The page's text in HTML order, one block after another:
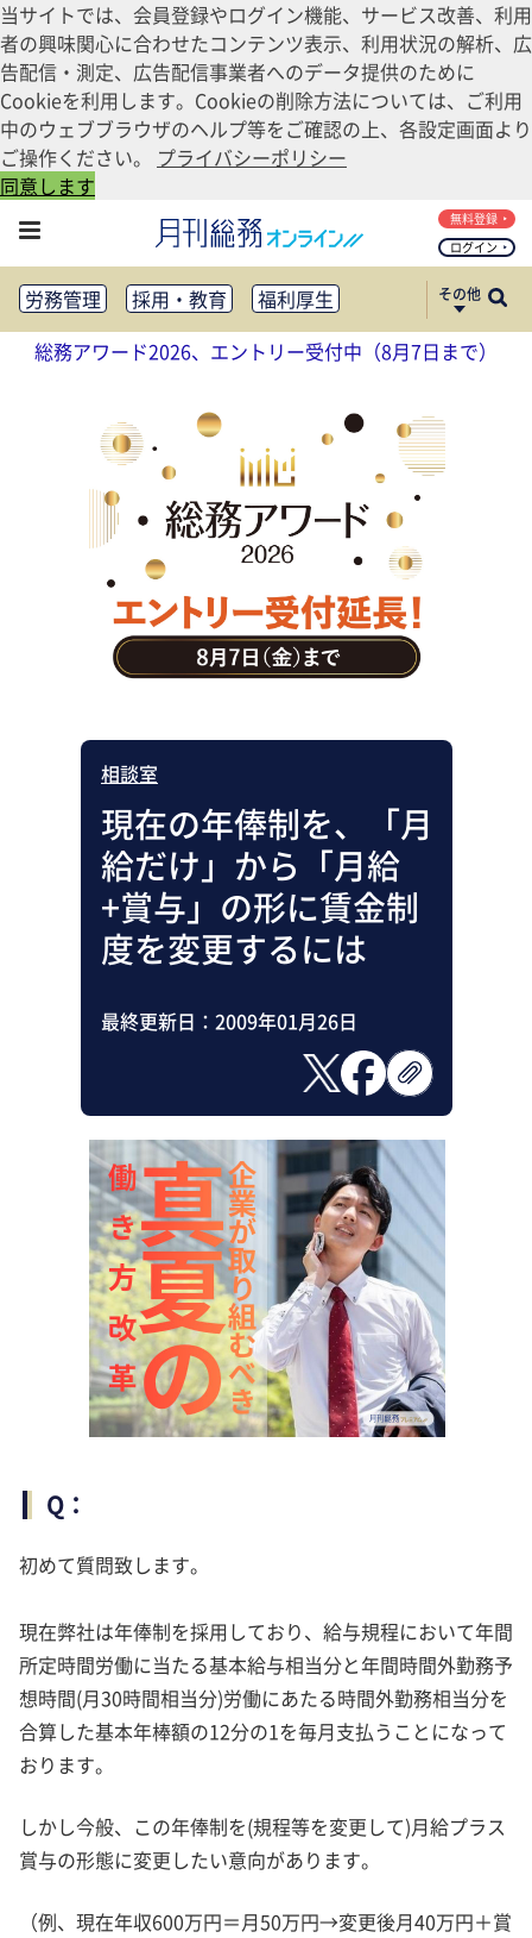
当サイトでは、会員登録やログイン機能、サービス改善、利用
者の興味関心に合わせたコンテンツ表示、利用状況の解析、広
告配信・測定、広告配信事業者へのデータ提供のために
Cookieを利用します。Cookieの削除方法については、ご利用
中のウェブブラウザのヘルプ等をご確認の上、各設定画面より
ご操作ください。 プライバシーポリシー
同意します
ログイン
無料登録
労務管理 採用・教育
福利厚生
健康経営
働き方改革
法務・コンプライアンス
リスクマネジメント・BCP
社外・社内広報
社外・社内コミュニケーション活性化
FM・オフィス移転
CSR・SDGs
テクノロジー活用・DX
助成金・補助金・コスト削減
アウトソーシング・BPO
調査・レポート
その他
総務アワード2026、エントリー受付中（8月7日まで）
相談室
現在の年俸制を、「月
給だけ」から「月給
+賞与」の形に賃金制
度を変更するには
最終更新日： 2009年01月26日
Q：
初めて質問致します。
現在弊社は年俸制を採用しており、給与規程において年間
所定時間労働に当たる基本給与相当分と年間時間外勤務予
想時間(月30時間相当分)労働にあたる時間外勤務相当分を
合算した基本年棒額の12分の1を毎月支払うことになって
おります。
しかし今般、この年俸制を(規程等を変更して)月給プラス
賞与の形態に変更したい意向があります。
（例、現在年収600万円＝月50万円→変更後月40万円＋賞